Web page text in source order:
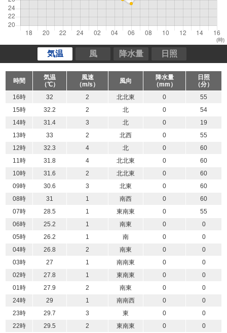
(時)
気温 風 降水量 日照
時間
気温
（℃）
風速
（m/s）
風向
降水量
（mm）
日照
（分）
16時
32 2 北北東 0
55
15時
32.2 2 北 0
54
14時
31.4 3 北 0
19
13時
33 2 北西 0
55
12時
32.3 4 北 0
60
11時
31.8 4 北北東 0
60
10時
31.6 2 北北東 0
60
09時
30.6 3 北東 0
60
08時
31 1 南西 0
60
07時
28.5 1 東南東 0
55
06時
25.2 1 南東 0
0
05時
26.2 1 南 0
0
04時
26.8 2 南東 0
0
03時
27 1 南南東 0
0
02時
27.8 1 東南東 0
0
01時
27.9 2 南東 0
0
24時
29 1 南南西 0
0
23時
29.7 3 東 0
0
22時
29.5 2 東南東 0
0